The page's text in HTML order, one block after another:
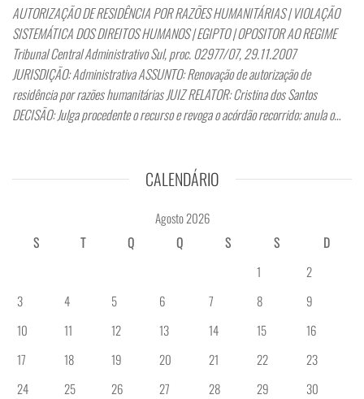
AUTORIZAÇÃO DE RESIDÊNCIA POR RAZÕES HUMANITÁRIAS | VIOLAÇÃO
SISTEMÁTICA DOS DIREITOS HUMANOS | EGIPTO | OPOSITOR AO REGIME
Tribunal Central Administrativo Sul, proc. 02977/07, 29.11.2007
JURISDIÇÃO: Administrativa ASSUNTO: Renovação de autorização de
residência por razões humanitárias JUIZ RELATOR: Cristina dos Santos
DECISÃO: Julga procedente o recurso e revoga o acórdão recorrido; anula o…
CALENDÁRIO
Agosto 2026
S
T Q Q S S
D
1
2
3
4 5 6 7 8
9
10
11 12 13 14 15
16
17
18 19 20 21 22
23
24
25 26 27 28 29
30